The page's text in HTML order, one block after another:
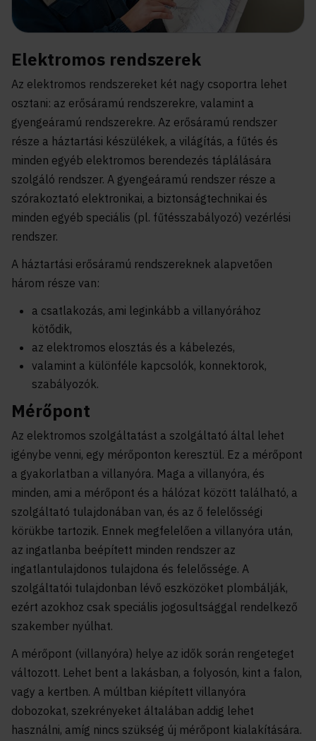
Elektromos rendszerek
Az elektromos rendszereket két nagy csoportra lehet
osztani: az erősáramú rendszerekre, valamint a
gyengeáramú rendszerekre. Az erősáramú rendszer
része a háztartási készülékek, a világítás, a fűtés és
minden egyéb elektromos berendezés táplálására
szolgáló rendszer. A gyengeáramú rendszer része a
szórakoztató elektronikai, a biztonságtechnikai és
minden egyéb speciális (pl. fűtésszabályozó) vezérlési
rendszer.
A háztartási erősáramú rendszereknek alapvetően
három része van:
a csatlakozás, ami leginkább a villanyórához
kötődik,
az elektromos elosztás és a kábelezés,
valamint a különféle kapcsolók, konnektorok,
szabályozók.
Mérőpont
Az elektromos szolgáltatást a szolgáltató által lehet
igénybe venni, egy mérőponton keresztül. Ez a mérőpont
a gyakorlatban a villanyóra. Maga a villanyóra, és
minden, ami a mérőpont és a hálózat között található, a
szolgáltató tulajdonában van, és az ő felelősségi
körükbe tartozik. Ennek megfelelően a villanyóra után,
az ingatlanba beépített minden rendszer az
ingatlantulajdonos tulajdona és felelőssége. A
szolgáltatói tulajdonban lévő eszközöket plombálják,
ezért azokhoz csak speciális jogosultsággal rendelkező
szakember nyúlhat.
A mérőpont (villanyóra) helye az idők során rengeteget
változott. Lehet bent a lakásban, a folyosón, kint a falon,
vagy a kertben. A múltban kiépített villanyóra
dobozokat, szekrényeket általában addig lehet
használni, amíg nincs szükség új mérőpont kialakítására.